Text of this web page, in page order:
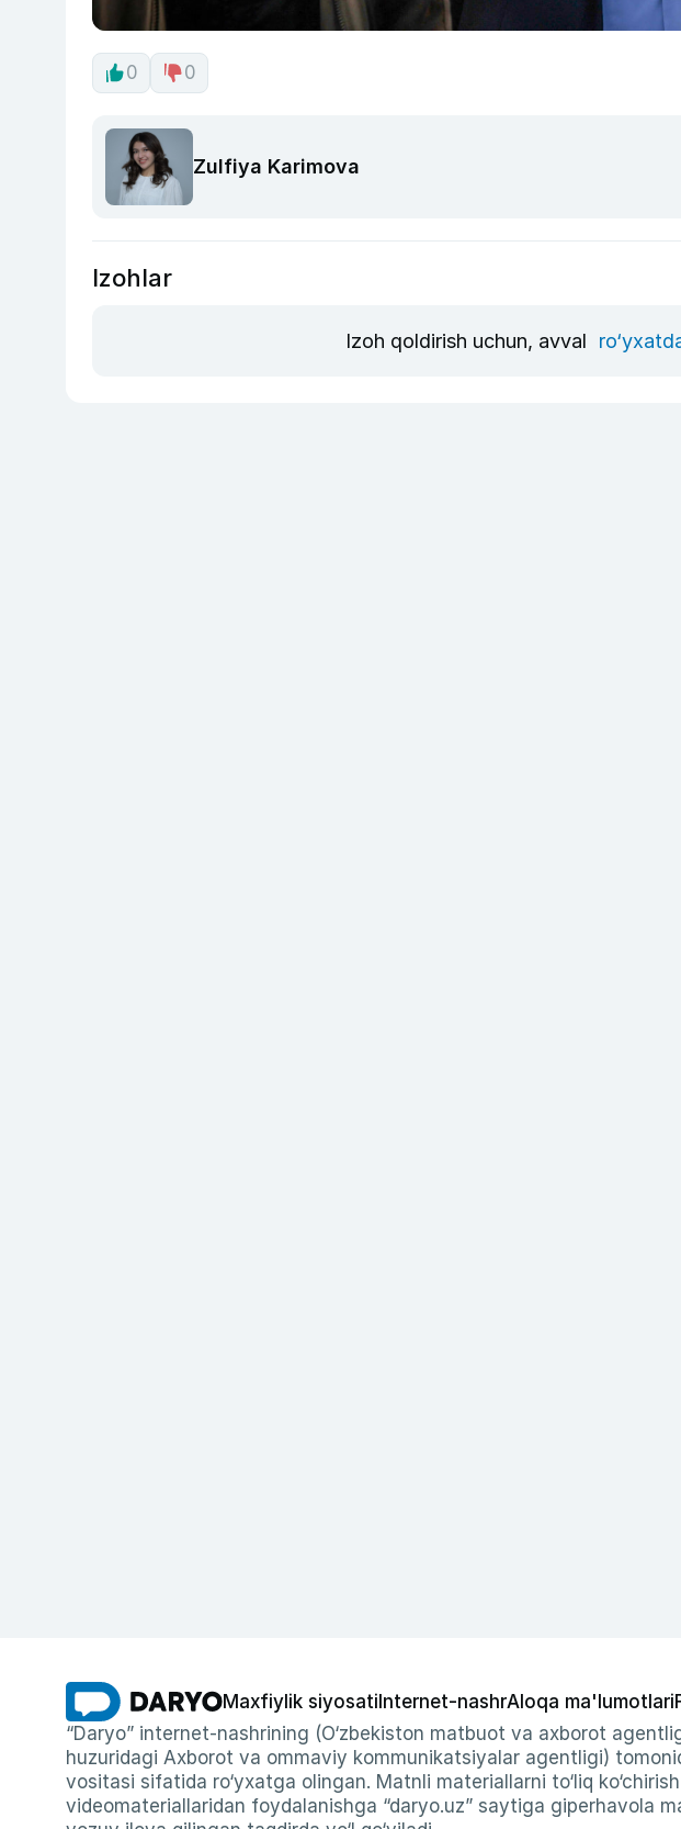
0 0
Zulfiya Karimova
Izohlar
Izoh qoldirish uchun, avval
Maxfiylik siyosati Internet-nashrAloqa ma'lumotlari
“Daryo” internet-nashrining (O‘zbekiston matbuot va axborot
huzuridagi Axborot va ommaviy kommunikatsiyalar agentligi)
vositasi sifatida ro‘yxatga olingan. Matnli materiallarni to‘liq
videomateriallaridan foydalanishga “daryo.uz” saytiga giperhavola